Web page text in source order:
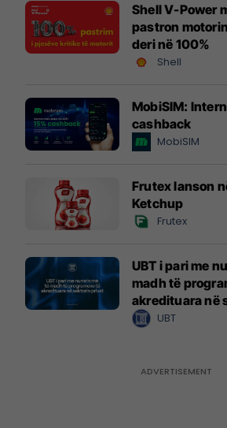
Shell V-Power
pastron
deri në 100%
Shell
MobiSIM:
cashback
MobiSIM
Frutex lanson
Ketchup
Frutex
UBT i pari me
madh të
akredituara në
UBT